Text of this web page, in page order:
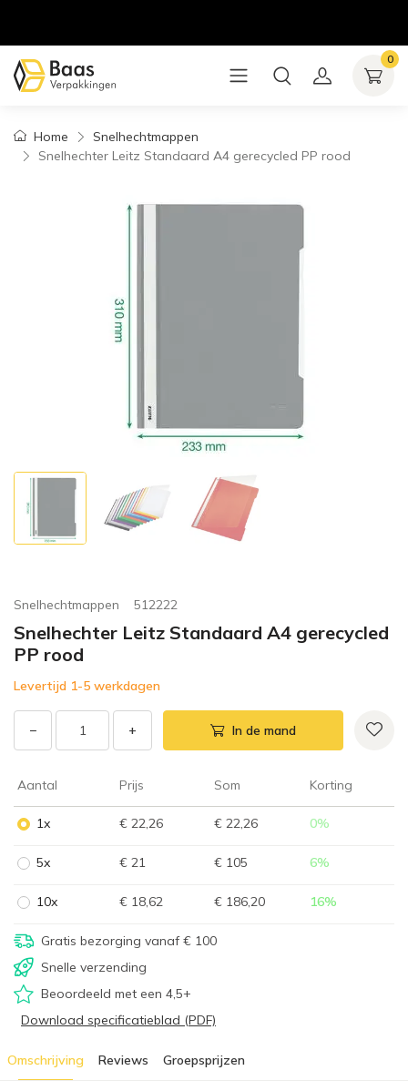
0
Home
Snelhechtmappen
Snelhechter Leitz Standaard A4 gerecycled PP rood
Snelhechtmappen 512222
Snelhechter Leitz Standaard A4 gerecycled
PP rood
Levertijd 1-5 werkdagen
− + In de mand
Aantal Prijs Som Korting
1x € 22,26 € 22,26 0%
5x € 21 € 105 6%
10x € 18,62 € 186,20 16%
Gratis bezorging vanaf € 100
Snelle verzending
Beoordeeld met een 4,5+
Download specificatieblad (PDF)
Omschrijving Reviews Groepsprijzen